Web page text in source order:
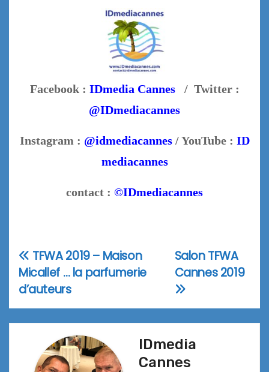
Facebook : IDmedia Cannes/ Twitter :
@IDmediacannes
Instagram : @idmediacannes/ YouTube : ID
mediacannes
contact : ©IDmediacannes
Navigation
de
l’article
Salon TFWA
Cannes 2019
TFWA 2019 – Maison
Micallef … la parfumerie
d’auteurs
IDmedia
Cannes